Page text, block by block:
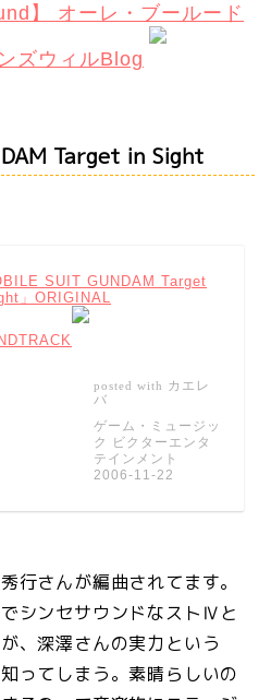
】 オーレ・ブールード
ンズウィルBlog
Target in Sight
SUIT GUNDAM Target
」ORIGINAL
posted with カエレ
バ
ゲーム・ミュージッ
ク ビクターエンタ
テインメント
2006-11-22
行さんが編曲されてます。
シンセサウンドなストⅣと
、深澤さんの実力という
ってしまう。素晴らしいの